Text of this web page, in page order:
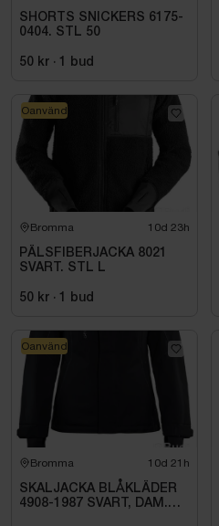
SHORTS SNICKERS 6175-
0404. STL 50
50 kr · 1 bud
Bromma 10d 23h
PÄLSFIBERJACKA 8021
SVART. STL L
50 kr · 1 bud
Oanvänd
Bromma 10d 21h
SKALJACKA BLÅKLÄDER
4908-1987 SVART, DAM.
Oanvänd